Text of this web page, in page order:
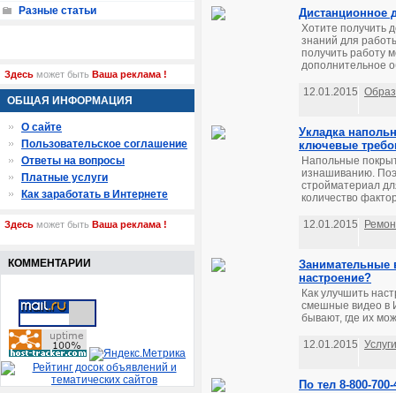
Дистанционное
Хотите получить
знаний для
получить работу
дополнительное
12.01.2015
Укладка
ключевые
Напольные
изнашиванию.
стройматериал
количество
12.01.2015
Занимательные
настроение?
Как улучшить
смешные видео в
бывают, где их
12.01.2015 Услуги
По тел 8-800-
Разные статьи
Здесь может быть Ваша реклама !
ОБЩАЯ ИНФОРМАЦИЯ
О сайте
Пользовательское соглашение
Ответы на вопросы
Платные услуги
Как заработать в Интернете
Здесь может быть Ваша реклама !
КОММЕНТАРИИ